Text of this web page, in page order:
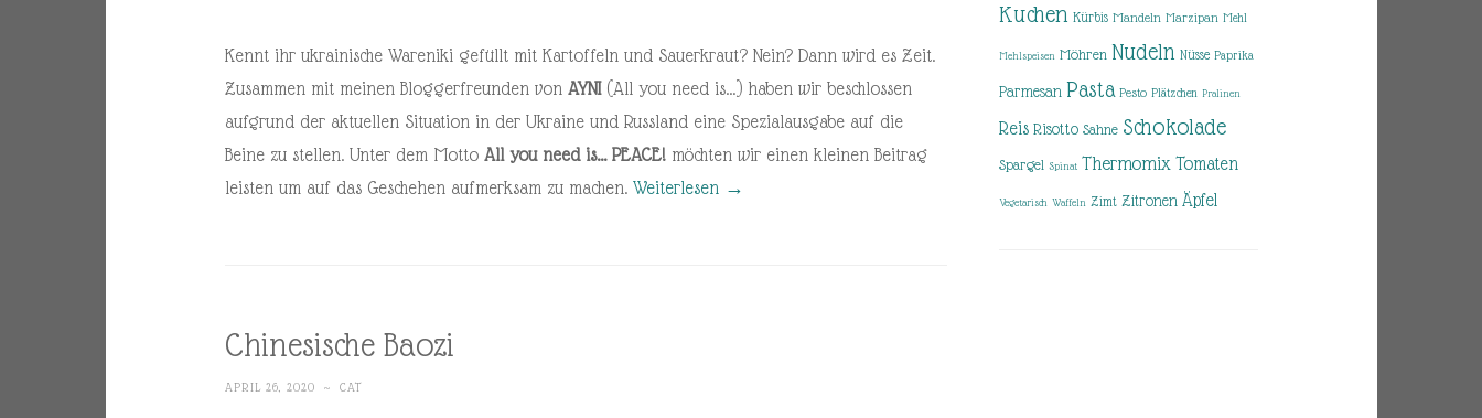
Kennt ihr ukrainische Wareniki gefüllt mit Kartoffeln und Sauerkraut? Nein? Dann wird es Zeit.
Zusammen mit meinen Bloggerfreunden von AYNI(All you need is…) haben wir beschlossen
aufgrund der aktuellen Situation in der Ukraine und Russland eine Spezialausgabe auf die
Beine zu stellen. Unter dem Motto All you need is… PEACE!möchten wir einen kleinen Beitrag
leisten um auf das Geschehen aufmerksam zu machen. Weiterlesen →
Chinesische Baozi
APRIL 26, 2020 ~ CAT
Kuchen Kürbis Mandeln Marzipan Mehl
Mehlspeisen Möhren Nudeln Nüsse Paprika
Parmesan Pasta Pesto Plätzchen Pralinen
Reis Risotto Sahne Schokolade
Spargel Spinat Thermomix Tomaten
Vegetarisch Waffeln Zimt Zitronen Äpfel